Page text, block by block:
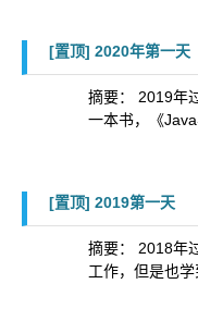
[置顶] 2020年第一天
摘要： 2019年
一本书，《
[置顶] 2019第一天
摘要： 2018年
工作，但是也